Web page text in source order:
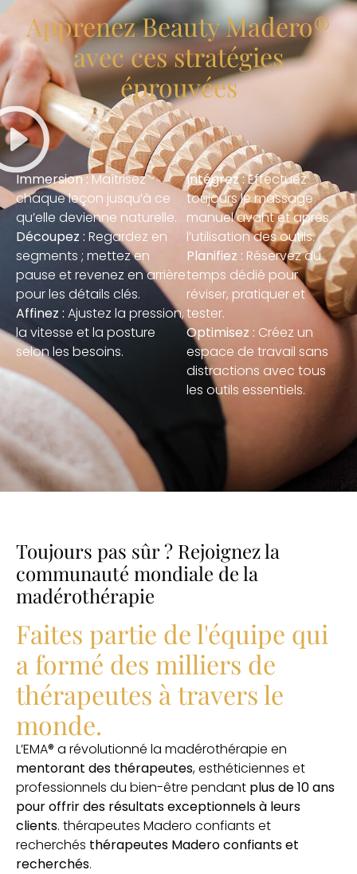
Apprenez Beauty Madero®
avec ces stratégies
éprouvées
Immersion :Maîtrisez
chaque leçon jusqu’à ce
qu’elle devienne naturelle.
Découpez : Regardez en
segments ; mettez en
pause et revenez en arrière
pour les détails clés.
Affinez : Ajustez la pression,
la vitesse et la posture
selon les besoins.
Intégrez :Effectuez
toujours le massage
manuel avant et après
l’utilisation des outils.
Planifiez : Réservez du
temps dédié pour
réviser, pratiquer et
tester.
Optimisez : Créez un
espace de travail sans
distractions avec tous
les outils essentiels.
Toujours pas sûr ? Rejoignez la
communauté mondiale de la
madérothérapie
Faites partie de l'équipe qui
a formé des milliers de
thérapeutes à travers le
monde.
L’EMA® a révolutionné la madérothérapie en
mentorant des thérapeutes, esthéticiennes et
professionnels du bien-être pendant plus de 10 ans
pour offrir des résultats exceptionnels à leurs
clients. thérapeutes Madero confiants et
recherchés thérapeutes Madero confiants et
recherchés.